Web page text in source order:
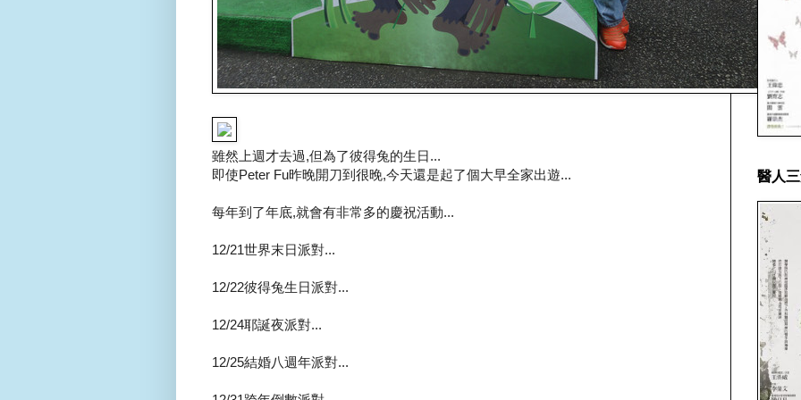
雖然上週才去過,但為了彼得兔的生日...
即使Peter Fu昨晚開刀到很晚,今天還是起了個大早全家出遊...
每年到了年底,就會有非常多的慶祝活動...
12/21世界末日派對...
12/22彼得兔生日派對...
12/24耶誕夜派對...
12/25結婚八週年派對...
醫人